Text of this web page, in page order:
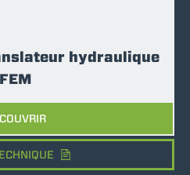
hydraulique
FEM